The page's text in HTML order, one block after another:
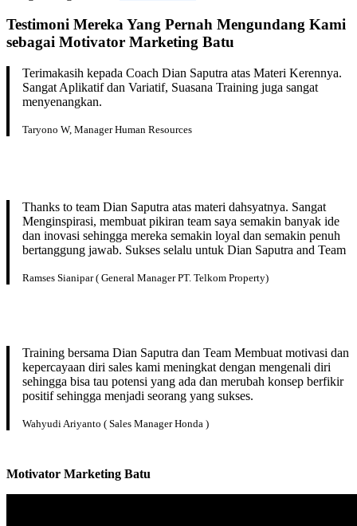
Testimoni Mereka Yang Pernah Mengundang Kami
sebagai Motivator Marketing Batu
Terimakasih kepada Coach Dian Saputra atas Materi Kerennya.
Sangat Aplikatif dan Variatif, Suasana Training juga sangat
menyenangkan.
Taryono W, Manager Human Resources
Thanks to team Dian Saputra atas materi dahsyatnya. Sangat
Menginspirasi, membuat pikiran team saya semakin banyak ide
dan inovasi sehingga mereka semakin loyal dan semakin penuh
bertanggung jawab. Sukses selalu untuk Dian Saputra and Team
Ramses Sianipar ( General Manager PT. Telkom Property)
Training bersama Dian Saputra dan Team Membuat motivasi dan
kepercayaan diri sales kami meningkat dengan mengenali diri
sehingga bisa tau potensi yang ada dan merubah konsep berfikir
positif sehingga menjadi seorang yang sukses.
Wahyudi Ariyanto ( Sales Manager Honda )
Motivator Marketing Batu